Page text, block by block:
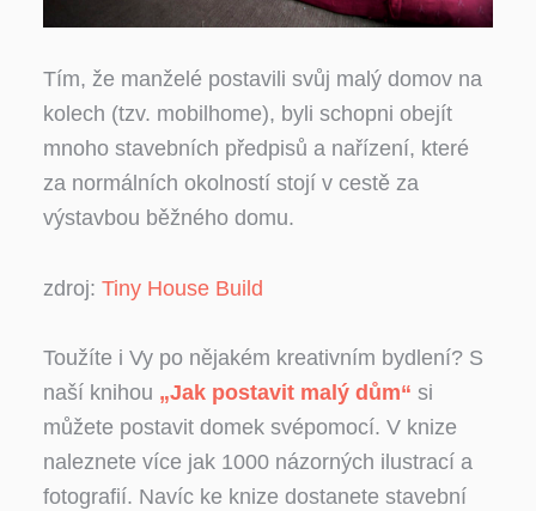
Tím, že manželé postavili svůj malý domov na
kolech (tzv. mobilhome), byli schopni obejít
mnoho stavebních předpisů a nařízení, které
za normálních okolností stojí v cestě za
výstavbou běžného domu.
zdroj: Tiny House Build
Toužíte i Vy po nějakém kreativním bydlení? S
naší knihou „Jak postavit malý dům“ si
můžete postavit domek svépomocí. V knize
naleznete více jak 1000 názorných ilustrací a
fotografií. Navíc ke knize dostanete stavební